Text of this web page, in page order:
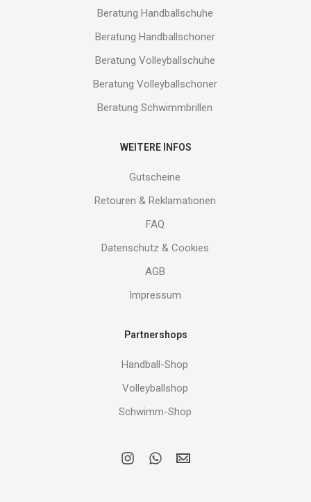
Beratung Handballschuhe
Beratung Handballschoner
Beratung Volleyballschuhe
Beratung Volleyballschoner
Beratung Schwimmbrillen
WEITERE INFOS
Gutscheine
Retouren & Reklamationen
FAQ
Datenschutz & Cookies
AGB
Impressum
Partnershops
Handball-Shop
Volleyballshop
Schwimm-Shop
i w
E